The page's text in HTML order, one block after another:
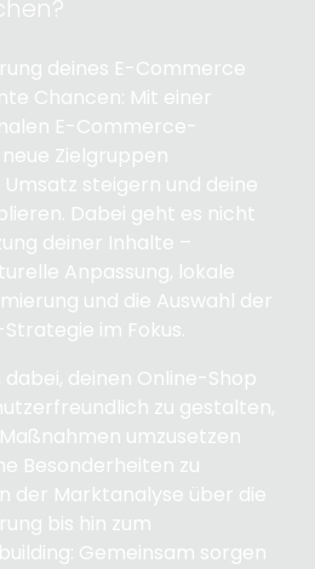
deines E-Commerce
Chancen: Mit einer
E-Commerce-
Zielgruppen
steigern und deine
Dabei geht es nicht
deiner Inhalte –
Anpassung, lokale
und die Auswahl der
im Fokus.
deinen Online-Shop
zu gestalten,
umzusetzen
Besonderheiten zu
der Marktanalyse über die
bis hin zum
Gemeinsam sorgen